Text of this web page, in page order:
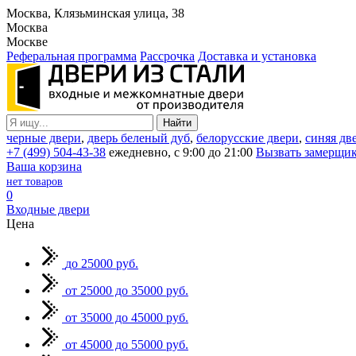
Москва, Клязьминская улица, 38
Москва
Москве
Реферальная программа Рассрочка Доставка и установка
черные двери, дверь беленый дуб, белорусские двери, синяя
+7 (499) 504-43-38 ежедневно, с 9:00 до 21:00 Вызвать
Ваша корзина
нет товаров
0
Входные двери
Цена
до 25000 руб.
от 25000 до 35000 руб.
от 35000 до 45000 руб.
от 45000 до 55000 руб.